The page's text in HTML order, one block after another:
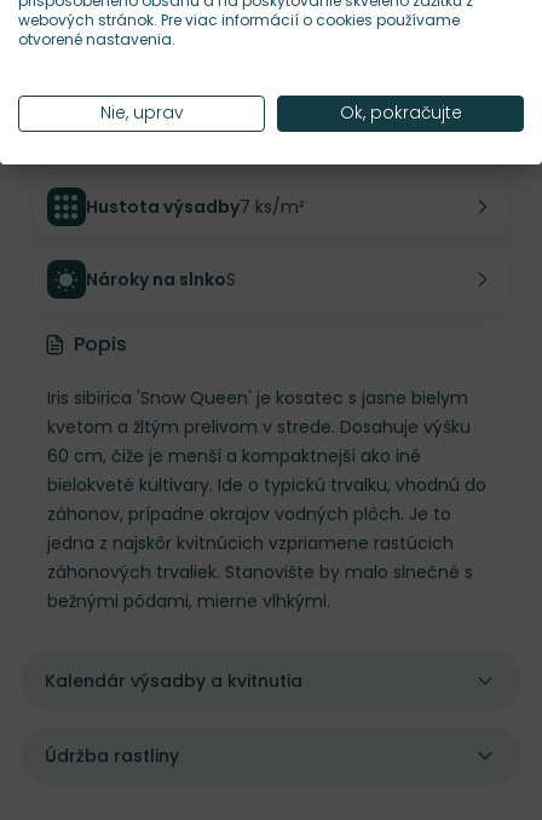
Habitus rastlinyvzpriamený
Hustota výsadby7 ks/m²
Nároky na slnkoS
Popis
Iris sibirica 'Snow Queen' je kosatec s jasne bielym
kvetom a žltým prelivom v strede. Dosahuje výšku
60 cm, čiže je menší a kompaktnejší ako iné
bielokveté kultivary. Ide o typickú trvalku, vhodnú do
záhonov, prípadne okrajov vodných plôch. Je to
jedna z najskôr kvitnúcich vzpriamene rastúcich
záhonových trvaliek. Stanovište by malo slnečné s
bežnými pôdami, mierne vlhkými.
Kalendár výsadby a kvitnutia
Údržba rastliny
webových stránok. Pre viac informácií o cookies používame
otvorené nastavenia.
Nie, uprav Ok, pokračujte